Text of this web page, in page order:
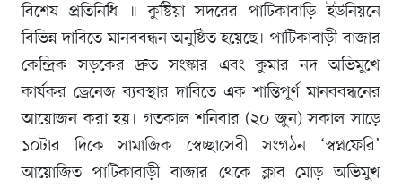
বিশেষ প্রতিনিধি ॥ কুষ্টিয়া সদরের পাটিকাবাড়ি ইউনিয়নে
বিভিন্ন দাবিতে মানববন্ধন অনুষ্ঠিত হয়েছে। পাটিকাবাড়ী বাজার
কেন্দ্রিক সড়কের দ্রুত সংস্কার এবং কুমার নদ অভিমুখে
কার্যকর ড্রেনেজ ব্যবস্থার দাবিতে এক শান্তিপূর্ণ মানববন্ধনের
আয়োজন করা হয়। গতকাল শনিবার (২০ জুন) সকাল সাড়ে
১০টার দিকে সামাজিক স্বেচ্ছাসেবী সংগঠন ‘স্বপ্নফেরি’
আয়োজিত পাটিকাবাড়ী বাজার থেকে ক্লাব মোড় অভিমুখ